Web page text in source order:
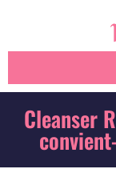
Cleanser